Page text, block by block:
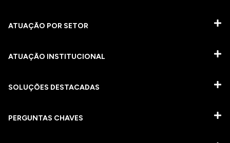
ATUAÇÃO POR SETOR
ATUAÇÃO INSTITUCIONAL
SOLUÇÕES DESTACADAS
PERGUNTAS CHAVES​